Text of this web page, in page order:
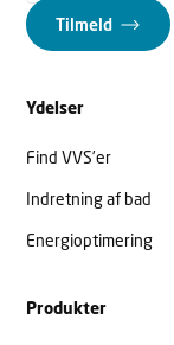
Tilmeld
Ydelser
Find VVS’er
Indretning af bad
Energioptimering
Produkter